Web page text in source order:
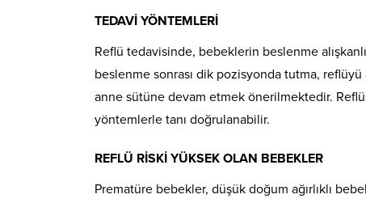
TEDAVİ YÖNTEMLERİ
Reflü tedavisinde, bebeklerin beslenme
beslenme sonrası dik pozisyonda tutma, reflüyü
anne sütüne devam etmek önerilmektedir.
yöntemlerle tanı doğrulanabilir.
REFLÜ RİSKİ YÜKSEK OLAN BEBEKLER
Prematüre bebekler, düşük doğum ağırlıklı